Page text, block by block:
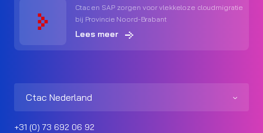
Ctac en SAP zorgen voor vlekkeloze cloudmigratie
bij Provincie Noord-Brabant
Lees meer
Ctac Nederland
+31 (0) 73 692 06 92